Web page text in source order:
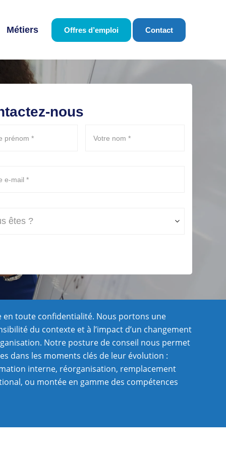
Métiers Offres d’emploi Contact
nous
en toute confidentialité. Nous portons une
du contexte et à l’impact d’un changement
Notre posture de conseil nous permet
dans les moments clés de leur évolution :
interne, réorganisation, remplacement
ou montée en gamme des compétences